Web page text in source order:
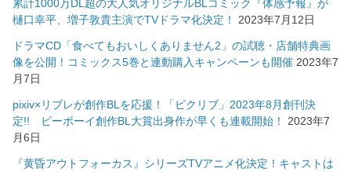
累計1000万DL超の大人気オリジナルBLコミック『体感予報』が
樋口幸平、増子敦貴主演でTVドラマ化決定！
2023年7月12日
ドラマCD「食べてもおいしくありません2」の試聴・店舗特典画
像を公開！コミックス5巻と連動購入キャンペーンも開催 2023年7
月7日
pixiv×リブレが創作BLを応援！「ピクリブ」2023年8月創刊決
定!! ビーボーイ創作BL大賞出身作が早くも連載開始！
2023年7
月6日
『黄昏アウトフォーカス』シリーズTVアニメ化決定！キャストは